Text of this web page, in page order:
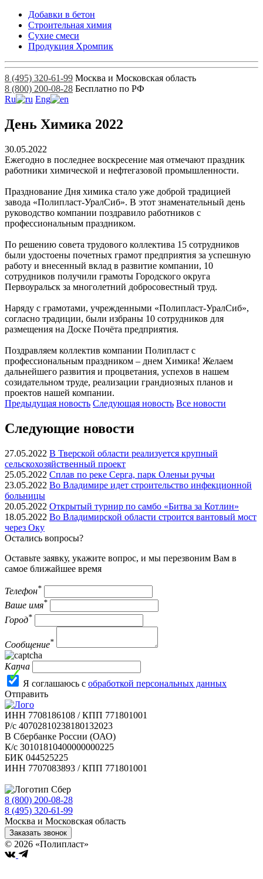
Добавки в бетон
Строительная химия
Сухие смеси
Продукция Хромпик
8 (495) 320-61-99 Москва и Московская область
8 (800) 200-08-28 Бесплатно по РФ
Ru
Eng
День Химика 2022
30.05.2022
Ежегодно в последнее воскресение мая отмечают праздник
работники химической и нефтегазовой промышленности.
Празднование Дня химика стало уже доброй традицией
завода «Полипласт-УралСиб». В этот знаменательный день
руководство компании поздравило работников с
профессиональным праздником.
По решению совета трудового коллектива 15 сотрудников
были удостоены почетных грамот предприятия за успешную
работу и внесенный вклад в развитие компании, 10
сотрудников получили грамоты Городского округа
Первоуральск за многолетний добросовестный труд.
Наряду с грамотами, учрежденными «Полипласт-УралСиб»,
согласно традиции, были избраны 10 сотрудников для
размещения на Доске Почёта предприятия.
Поздравляем коллектив компании Полипласт с
профессиональным праздником – днем Химика! Желаем
дальнейшего развития и процветания, успехов в нашем
созидательном труде, реализации грандиозных планов и
проектов нашей компании.
Предыдущая новость Следующая новость Все новости
Следующие новости
27.05.2022 В Тверской области реализуется крупный
сельскохозяйственный проект
25.05.2022 Сплав по реке Серга, парк Оленьи ручьи
23.05.2022 Во Владимире идет строительство инфекционной
больницы
20.05.2022 Открытый турнир по самбо «Битва за Котлин»
18.05.2022 Во Владимирской области строится вантовый мост
через Оку
Остались вопросы?
Оставьте заявку, укажите вопрос, и мы перезвоним Вам в
самое ближайшее время
Телефон*
Ваше имя*
Город*
Сообщение*
Капча
Я соглашаюсь с обработкой персональных данных
Отправить
ИНН 7708186108 / КПП 771801001
Р/с 40702810238180132023
В Сбербанке России (ОАО)
К/с 30101810400000000225
БИК 044525225
ИНН 7707083893 / КПП 771801001
8 (800) 200-08-28
8 (495) 320-61-99
Москва и Московская область
Заказать звонок
© 2026 «Полипласт»